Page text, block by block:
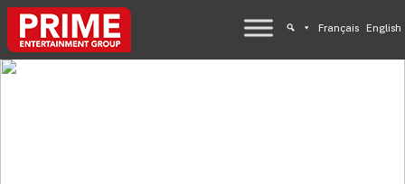
Français English